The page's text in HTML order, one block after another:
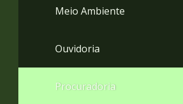
Meio Ambiente
Ouvidoria
Procuradoria